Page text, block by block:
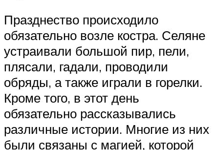
Празднество происходило
обязательно возле костра. Селяне
устраивали большой пир, пели,
плясали, гадали, проводили
обряды, а также играли в горелки.
Кроме того, в этот день
обязательно рассказывались
различные истории. Многие из них
были связаны с магией, которой